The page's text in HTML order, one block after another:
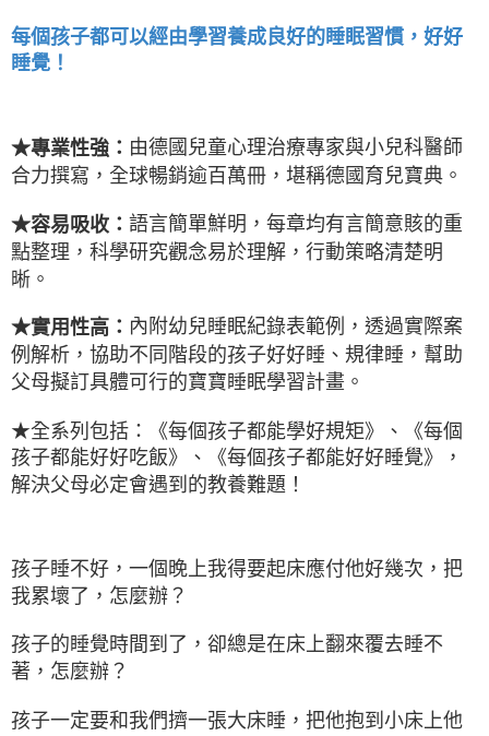
每個孩子都可以經由學習養成良好的睡眠習慣，好好
睡覺！
★專業性強： 由德國兒童心理治療專家與小兒科醫師
合力撰寫，全球暢銷逾百萬冊，堪稱德國育兒寶典。
★容易吸收： 語言簡單鮮明，每章均有言簡意賅的重
點整理，科學研究觀念易於理解，行動策略清楚明
晰。
★實用性高： 內附幼兒睡眠紀錄表範例，透過實際案
例解析，協助不同階段的孩子好好睡、規律睡，幫助
父母擬訂具體可行的寶寶睡眠學習計畫。
★全系列包括：《每個孩子都能學好規矩》、《每個
孩子都能好好吃飯》、《每個孩子都能好好睡覺》，
解決父母必定會遇到的教養難題！
孩子睡不好，一個晚上我得要起床應付他好幾次，把
我累壞了，怎麼辦？
孩子的睡覺時間到了，卻總是在床上翻來覆去睡不
著，怎麼辦？
孩子一定要和我們擠一張大床睡，把他抱到小床上他